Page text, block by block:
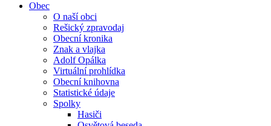
Obec
O naší obci
Rešický zpravodaj
Obecní kronika
Znak a vlajka
Adolf Opálka
Virtuální prohlídka
Obecní knihovna
Statistické údaje
Spolky
Hasiči